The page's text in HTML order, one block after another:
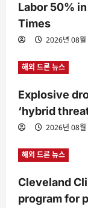
Labor 50%
Times
2026년 08월
해외 드론 뉴스
Explosive
‘hybrid
2026년 08월
해외 드론 뉴스
Cleveland
program for